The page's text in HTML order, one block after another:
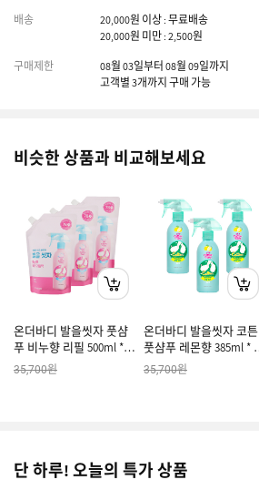
배송
20,000원 이상 : 무료배송
20,000원 미만 : 2,500원
구매제한
08월 03일부터 08월 09일까지
고객별 3개까지 구매 가능
비슷한 상품과 비교해보세요
온더바디 발을씻자 풋샴
푸 비누향 리필 500ml * 3
개
35,700원
온더바디 발을씻자 코튼
풋샴푸 레몬향 385ml * 3
개
35,700원
단 하루! 오늘의 특가 상품